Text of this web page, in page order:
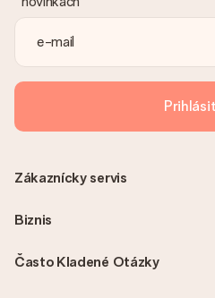
S objednávkou nie je odoslaná
svojom účte MySurprise. To
doručený priamo príjemcovi, čo
prekvapenie!
Často Kladené Otázky
Zákaznícky servis
Biznis